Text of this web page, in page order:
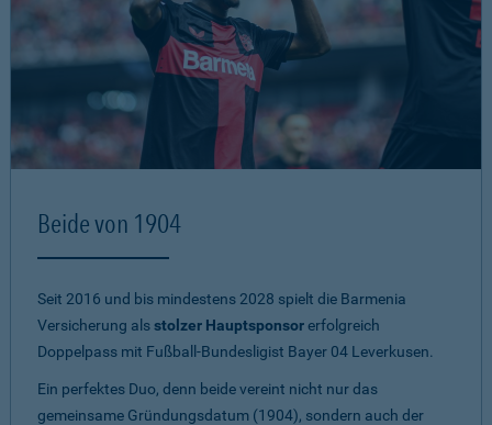
Beide von 1904
Seit 2016 und bis mindestens 2028 spielt die Barmenia
Versicherung alsstolzer Hauptsponsorerfolgreich
Doppelpass mit Fußball-Bundesligist Bayer 04 Leverkusen.
Ein perfektes Duo, denn beide vereint nicht nur das
gemeinsame Gründungsdatum (1904), sondern auch der